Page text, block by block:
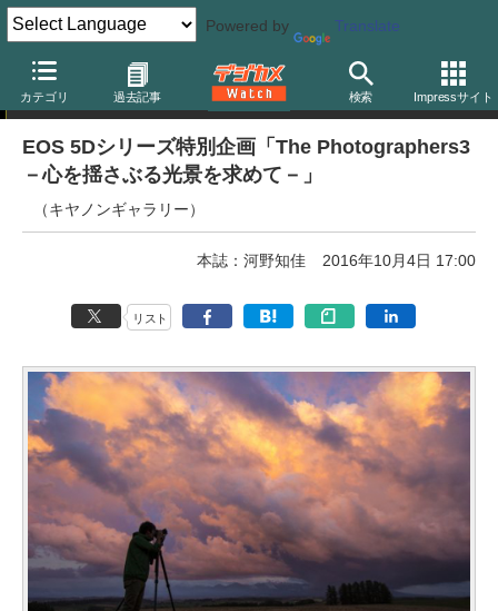
Powered by Translate
カテゴリ 過去記事 検索 Impressサイト
写真展
EOS 5Dシリーズ特別企画「The Photographers3
－心を揺さぶる光景を求めて－」
（キヤノンギャラリー）
本誌：河野知佳 2016年10月4日 17:00
リスト